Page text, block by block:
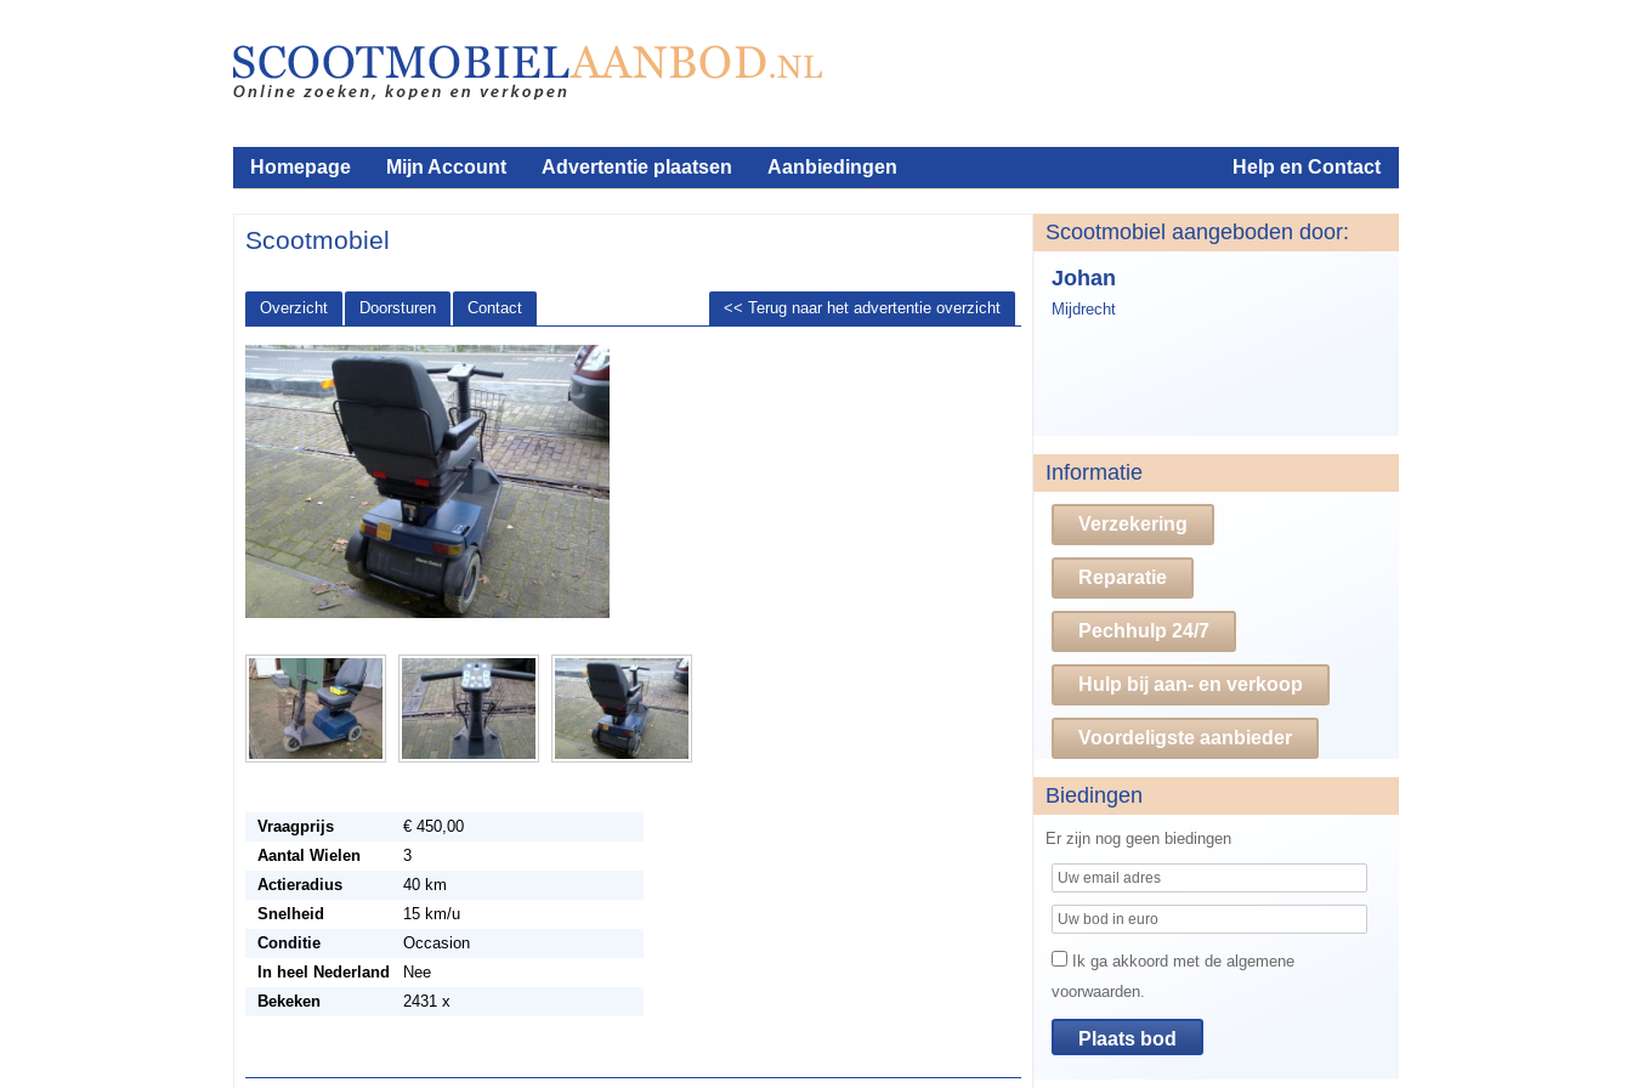
Homepage Mijn Account Advertentie plaatsen Aanbiedingen Help en Contact
Scootmobiel
Overzicht Doorsturen Contact << Terug naar het advertentie overzicht
Vraagprijs
€ 450,00
Aantal Wielen
3
Actieradius
40 km
Snelheid
15 km/u
Conditie
Occasion
In heel Nederland
Nee
Bekeken
2431 x
Scootmobiel aangeboden door:
Johan
Mijdrecht
Informatie
Verzekering
Reparatie
Pechhulp 24/7
Hulp bij aan- en verkoop
Voordeligste aanbieder
Biedingen
Er zijn nog geen biedingen
Ik ga akkoord met de algemene
voorwaarden.